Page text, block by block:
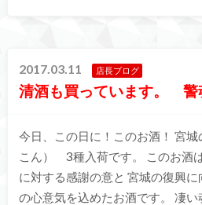
2017.03.11 店長ブログ
清酒も買っています。 警
今日、この日に！このお酒！
こん） 3種入荷です。 このお酒
に対する感謝の意と 宮城の復興
の心意気を込めたお酒です。 凄